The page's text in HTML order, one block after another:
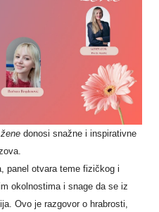
donosi snažne i inspirativne
panel otvara teme fizičkog i
okolnostima i snage da se iz
Ovo je razgovor o hrabrosti,